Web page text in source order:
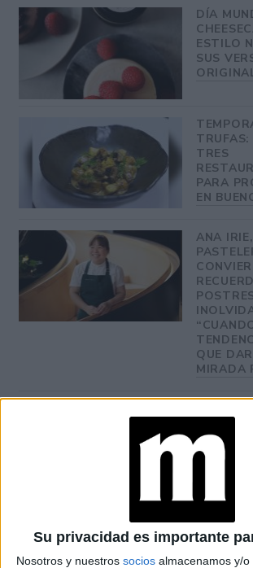
Su privacidad es importante
Nosotros y nuestros socios almacenamos y/o
DÍA
ESTILO
SUS
TRUFAS:
TRES
PARA
EN
ANA
POSTRES
QUE
MIRADA